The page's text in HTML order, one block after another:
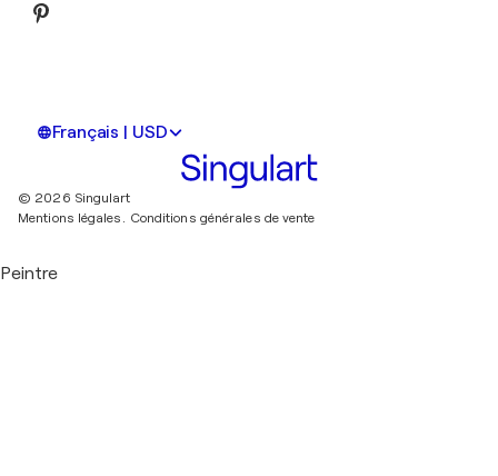
Français | USD
© 2026 Singulart
Mentions légales.
Conditions générales de vente
Peintre